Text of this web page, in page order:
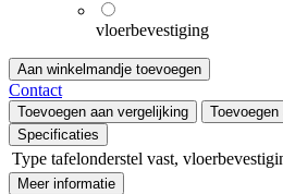
vloerbevestiging
Aan winkelmandje toevoegen
Contact
Toevoegen aan vergelijking
Specificaties
Type tafelonderstel vast,
Meer informatie